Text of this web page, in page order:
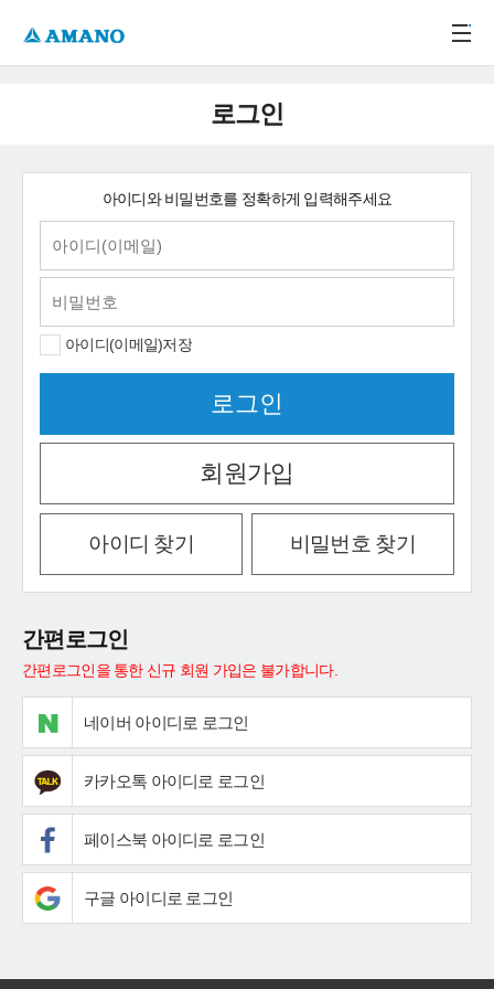
로그인
아이디와 비밀번호를 정확하게 입력해주세요
아이디(이메일)저장
회원가입
아이디 찾기 비밀번호 찾기
간편로그인
간편로그인을 통한 신규 회원 가입은 불가합니다.
네이버 아이디로 로그인
카카오톡 아이디로 로그인
페이스북 아이디로 로그인
구글 아이디로 로그인